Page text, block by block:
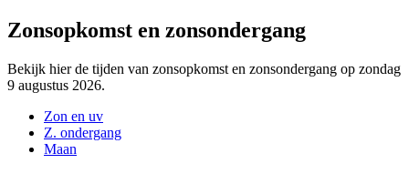
Zonsopkomst en zonsondergang
Bekijk hier de tijden van zonsopkomst en zonsondergang op zondag
9 augustus 2026.
Zon en uv
Z. ondergang
Maan